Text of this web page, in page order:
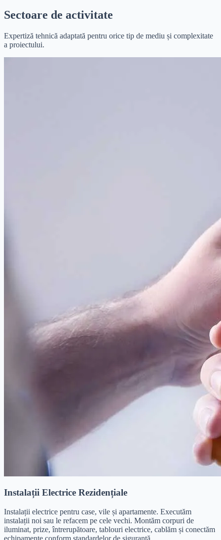
Sectoare de activitate
Expertiză tehnică adaptată pentru orice tip de mediu și complexitate
a proiectului.
Instalații Electrice Rezidențiale
Instalații electrice pentru case, vile și apartamente. Executăm
instalații noi sau le refacem pe cele vechi. Montăm corpuri de
iluminat, prize, întrerupătoare, tablouri electrice, cablăm și conectăm
echipamente conform standardelor de siguranță.